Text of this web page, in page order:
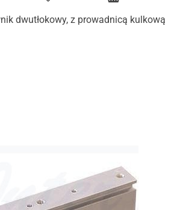
dwutłokowy, z prowadnicą kulkową